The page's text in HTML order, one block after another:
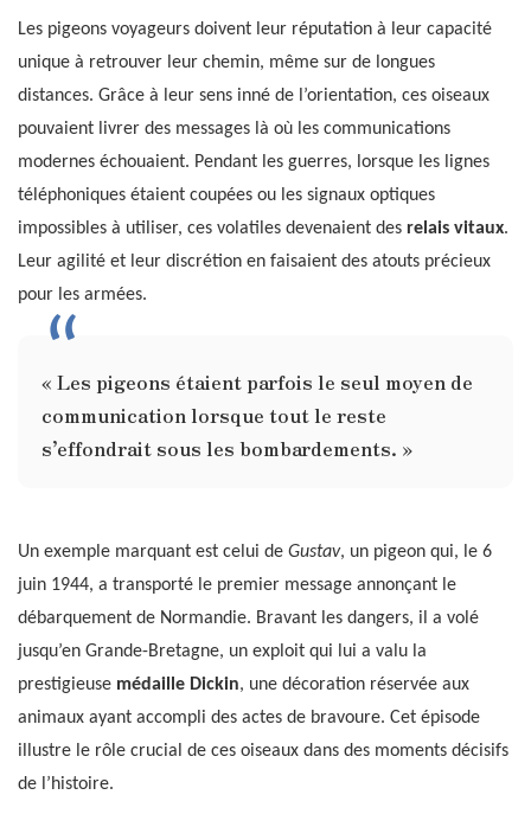
Les pigeons voyageurs doivent leur réputation à leur capacité
unique à retrouver leur chemin, même sur de longues
distances. Grâce à leur sens inné de l’orientation, ces oiseaux
pouvaient livrer des messages là où les communications
modernes échouaient. Pendant les guerres, lorsque les lignes
téléphoniques étaient coupées ou les signaux optiques
impossibles à utiliser, ces volatiles devenaient des relais vitaux.
Leur agilité et leur discrétion en faisaient des atouts précieux
pour les armées.
« Les pigeons étaient parfois le seul moyen de
communication lorsque tout le reste
s’effondrait sous les bombardements. »
Un exemple marquant est celui de Gustav, un pigeon qui, le 6
juin 1944, a transporté le premier message annonçant le
débarquement de Normandie. Bravant les dangers, il a volé
jusqu’en Grande-Bretagne, un exploit qui lui a valu la
prestigieuse médaille Dickin, une décoration réservée aux
animaux ayant accompli des actes de bravoure. Cet épisode
illustre le rôle crucial de ces oiseaux dans des moments décisifs
de l’histoire.